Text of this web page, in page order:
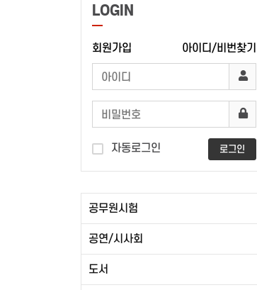
LOGIN
회원가입 아이디/비번찾기
자동로그인 로그인
공무원시험
공연/시사회
도서